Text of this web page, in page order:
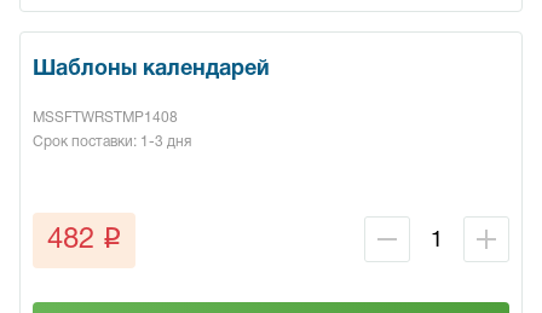
Шаблоны календарей
MSSFTWRSTMP1408
Срок поставки: 1-3 дня
482 q